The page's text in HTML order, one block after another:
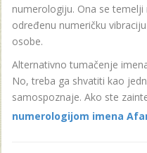
numerologiju. Ona se
određenu numeričku
osobe.
Alternativno tumačenje
No, treba ga shvatiti kao
samospoznaje. Ako ste
numerologijom imena